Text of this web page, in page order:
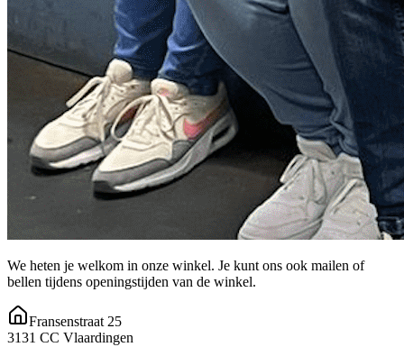
We heten je welkom in onze winkel. Je kunt ons ook mailen of
bellen tijdens openingstijden van de winkel.
Fransenstraat 25
3131 CC Vlaardingen